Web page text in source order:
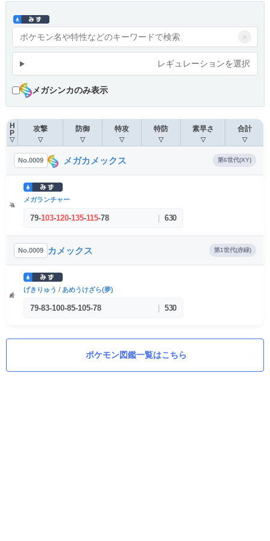
×
レギュレーションを選択
メガシンカのみ表示
H
P
▽
攻撃
▽
防御
▽
特攻
▽
特防
▽
素早さ
▽
合計
▽
No.0009 メガカメックス 第6世代(XY)
メガランチャー
79-103-120-135-115-78 | 630
No.0009 カメックス 第1世代(赤緑)
げきりゅう / あめうけざら(夢)
79-83-100-85-105-78 | 530
ポケモン図鑑一覧はこちら